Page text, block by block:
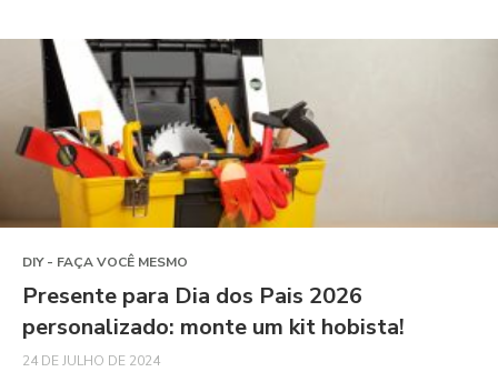
DIY - FAÇA VOCÊ MESMO
Presente para Dia dos Pais 2026
personalizado: monte um kit hobista!
24 DE JULHO DE 2024